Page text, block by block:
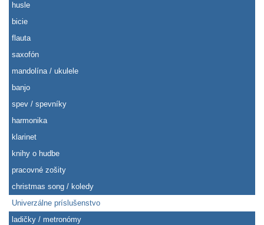
husle
bicie
flauta
saxofón
mandolína / ukulele
banjo
spev / spevníky
harmonika
klarinet
knihy o hudbe
pracovné zošity
christmas song / koledy
Univerzálne príslušenstvo
ladičky / metronómy